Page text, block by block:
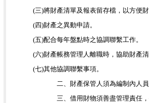
(三)將財產清單及報表留存檔，以方便
(四)財產之異動申請。
(五)配合每年盤點時之協調聯繫工作。
(六)財產帳務管理人離職時，協助財產清
(七)其他協調聯繫事項。
二、財產保管人須為編制內人員
三、借用財物須善盡管理責任